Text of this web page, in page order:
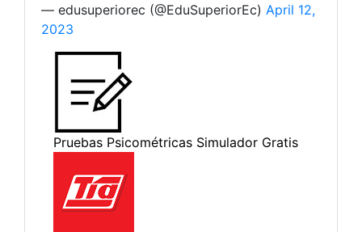
— edusuperiorec (@EduSuperiorEc) April 12,
2023